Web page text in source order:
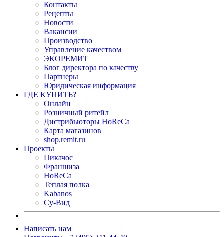
Контакты
Рецепты
Новости
Вакансии
Производство
Управление качеством
ЭКОРЕМИТ
Блог директора по качеству
Партнеры
Юридическая информация
ГДЕ КУПИТЬ?
Онлайн
Розничный ритейл
Дистрибьюторы HoReCa
Карта магазинов
shop.remit.ru
Проекты
Пикачос
Франшиза
HoReCa
Теплая полка
Kabanos
Су-Вид
Написать нам